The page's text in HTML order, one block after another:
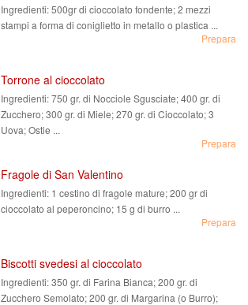
Ingredienti:500gr di cioccolato fondente; 2 mezzi
stampi a forma di coniglietto in metallo o plastica ...
Prepara
Torrone al cioccolato
Ingredienti:750 gr. di Nocciole Sgusciate; 400 gr. di
Zucchero; 300 gr. di Miele; 270 gr. di Cioccolato; 3
Uova; Ostie ...
Prepara
Fragole di San Valentino
Ingredienti: 1 cestino di fragole mature; 200 gr di
cioccolato al peperoncino; 15 g di burro ...
Prepara
Biscotti svedesi al cioccolato
Ingredienti:350 gr. di Farina Bianca; 200 gr. di
Zucchero Semolato; 200 gr. di Margarina (o Burro);